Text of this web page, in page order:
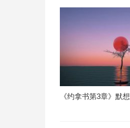
《约拿书第3章》默想